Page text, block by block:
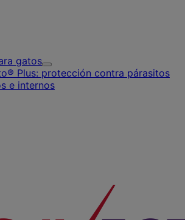
gatos
Toggle
Submenu
for
Plus: protección contra párasitos
e internos